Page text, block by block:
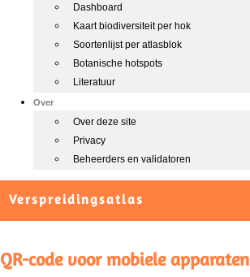
Dashboard
Kaart biodiversiteit per hok
Soortenlijst per atlasblok
Botanische hotspots
Literatuur
Over
Over deze site
Privacy
Beheerders en validatoren
Verspreidingsatlas
QR-code voor mobiele apparaten